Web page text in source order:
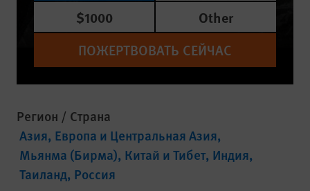
$1000
Other
ПОЖЕРТВОВАТЬ СЕЙЧАС
Регион / Страна
Азия Европа и Центральная Азия
Мьянма (Бирма) Китай и Тибет Индия
Таиланд Россия